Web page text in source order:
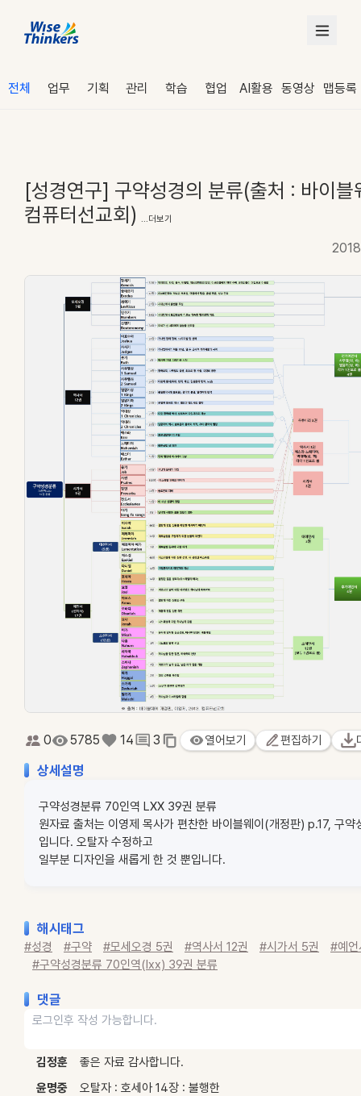
수강 신청
전체 업무 기획 관리 학습 협업 AI활용 동영상 맵등록
[성경연구] 구약성경의 분류(출처 : 바이블
컴퓨터선교회) ...더보기
0 5785 14 3 열어보기 편집하기
상세설명
구약성경분류 70인역 LXX 39권 분류
원자료 출처는 이영제 목사가 편찬한 바이블웨이(개정판) p.17, 구
입니다. 오탈자 수정하고
일부분 디자인을 새롭게 한 것 뿐입니다.
해시태그
#성경 #구약 #모세오경 5권 #역사서 12권 #시가서 5권
#예
#구약성경분류 70인역(lxx) 39권 분류
댓글
김정훈
좋은 자료 감사합니다.
윤명중
오탈자 : 호세아 14장 : 불행한